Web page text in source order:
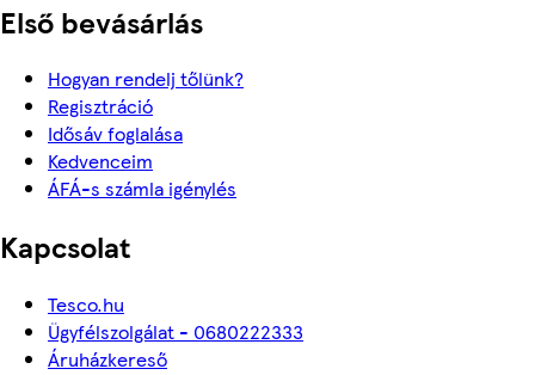
Első bevásárlás
Hogyan rendelj tőlünk?
Regisztráció
Idősáv foglalása
Kedvenceim
ÁFÁ-s számla igénylés
Kapcsolat
Tesco.hu
Ügyfélszolgálat - 0680222333
Áruházkereső